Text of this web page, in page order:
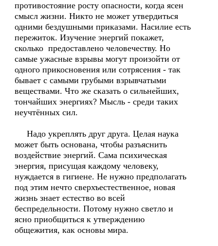
противостояние росту опасности, когда ясен
смысл жизни. Никто не может утвердиться
одними бездушными приказами. Насилие есть
пережиток. Изучение энергий покажет,
сколько предоставлено человечеству. Но
самые ужасные взрывы могут произойти от
одного прикосновения или сотрясения - так
бывает с самыми грубыми взрывчатыми
веществами. Что же сказать о сильнейших,
тончайших энергиях? Мысль - среди таких
неучтённых сил.
Надо укреплять друг друга. Целая наука
может быть основана, чтобы разъяснить
воздействие энергий. Сама психическая
энергия, присущая каждому человеку,
нуждается в гигиене. Не нужно предполагать
под этим нечто сверхъестественное, новая
жизнь знает естество во всей
беспредельности. Потому нужно светло и
ясно приобщиться к утверждению
общежития, как основы мира.